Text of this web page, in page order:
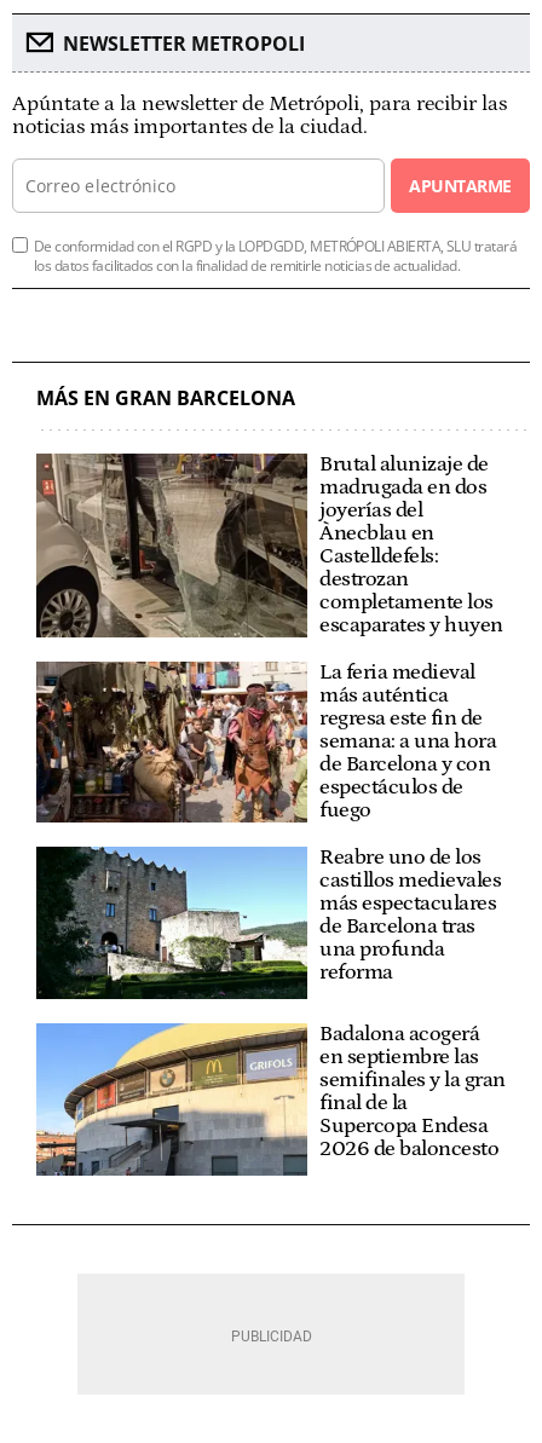
NEWSLETTER METROPOLI
Apúntate a la newsletter de Metrópoli, para recibir las
noticias más importantes de la ciudad.
APUNTARME
De conformidad con el RGPD y la LOPDGDD, METRÓPOLI ABIERTA, SLU tratará
los datos facilitados con la finalidad de remitirle noticias de actualidad.
MÁS EN GRAN BARCELONA
Brutal alunizaje de
madrugada en dos
joyerías del
Ànecblau en
Castelldefels:
destrozan
completamente los
escaparates y huyen
La feria medieval
más auténtica
regresa este fin de
semana: a una hora
de Barcelona y con
espectáculos de
fuego
Reabre uno de los
castillos medievales
más espectaculares
de Barcelona tras
una profunda
reforma
Badalona acogerá
en septiembre las
semifinales y la gran
final de la
Supercopa Endesa
2026 de baloncesto